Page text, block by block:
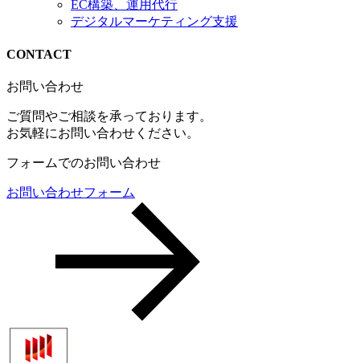
EC構築、運用代行
デジタルマーケティング支援
CONTACT
お問い合わせ
ご質問やご相談を承っております。
お気軽にお問い合わせください。
フォームでのお問い合わせ
お問い合わせフォーム